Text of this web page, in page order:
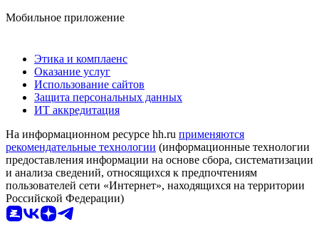
Мобильное приложение
Этика и комплаенс
Оказание услуг
Использование сайтов
Защита персональных данных
ИТ аккредитация
На информационном ресурсе hh.ru применяются
рекомендательные технологии (информационные технологии
предоставления информации на основе сбора, систематизации
и анализа сведений, относящихся к предпочтениям
пользователей сети «Интернет», находящихся на территории
Российской Федерации)